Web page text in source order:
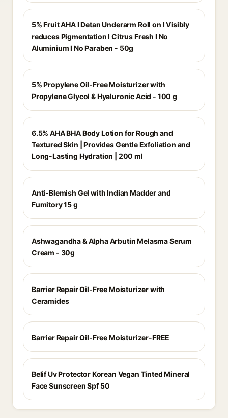
5% Fruit AHA I Detan Underarm Roll on I Visibly
reduces Pigmentation I Citrus Fresh I No
Aluminium I No Paraben - 50g
5% Propylene Oil-Free Moisturizer with
Propylene Glycol & Hyaluronic Acid - 100 g
6.5% AHA BHA Body Lotion for Rough and
Textured Skin | Provides Gentle Exfoliation and
Long-Lasting Hydration | 200 ml
Anti-Blemish Gel with Indian Madder and
Fumitory 15 g
Ashwagandha & Alpha Arbutin Melasma Serum
Cream - 30g
Barrier Repair Oil-Free Moisturizer with
Ceramides
Barrier Repair Oil-Free Moisturizer-FREE
Belif Uv Protector Korean Vegan Tinted Mineral
Face Sunscreen Spf 50